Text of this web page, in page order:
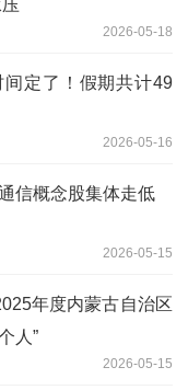
2026-05-18
定了！假期共计49
2026-05-16
信概念股集体走低
2026-05-15
年度内蒙古自治区
人”
2026-05-15